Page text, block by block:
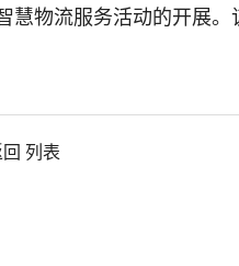
慧物流服务活动的开展。
回 列表